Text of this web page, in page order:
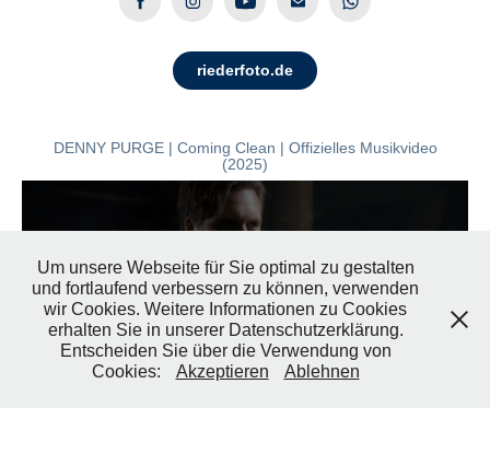
riederfoto.de
DENNY PURGE | Coming Clean | Offizielles Musikvideo
(2025)
Um unsere Webseite für Sie optimal zu gestalten
und fortlaufend verbessern zu können, verwenden
wir Cookies. Weitere Informationen zu Cookies
erhalten Sie in unserer Datenschutzerklärung.
Entscheiden Sie über die Verwendung von
Cookies:
Akzeptieren Ablehnen